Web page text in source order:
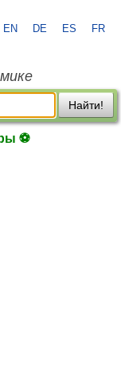
EN DE ES FR
Найти!
⚽